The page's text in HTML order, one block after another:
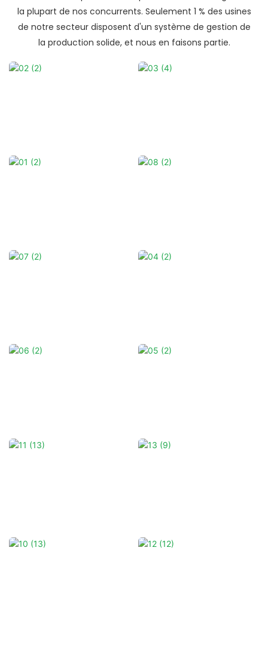
la plupart de nos concurrents. Seulement 1 % des usines
de notre secteur disposent d'un système de gestion de
la production solide, et nous en faisons partie.